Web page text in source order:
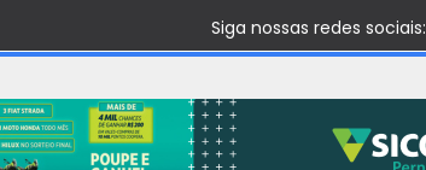
Siga nossas redes sociais: